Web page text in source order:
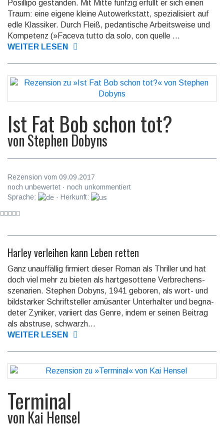
Posillipo gestanden. Mit Mitte fünfzig erfüllt er sich einen
Traum: eine eigene kleine Auto­werk­statt, spezia­lisiert auf
edle Klassiker. Durch Fleiß, pedan­tische Arbeits­weise und
Kompetenz (»Faceva tutto da solo, con quelle ...
WEITER LESEN
Ist Fat Bob schon tot?
vonStephen Dobyns
Rezension vom 09.09.2017
noch unbewertet · noch unkommentiert
Sprache:
· Herkunft:
Harley verleihen kann Leben retten
Ganz unauffällig firmiert dieser Roman als Thriller und hat
doch viel mehr zu bieten als hart­gesot­tene Ver­brechens­
szenarien. Stephen Dobyns, 1941 geboren, als wort- und
bild­starker Schrift­steller amüsanter Unter­halter und begna­
deter Zyniker, variiert das Genre, indem er seinen Beitrag
als abstruse, schwarzh...
WEITER LESEN
Terminal
von Kai Hensel